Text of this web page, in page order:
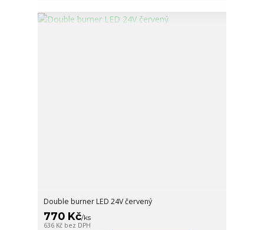
Double burner LED 24V červený
770 Kč/ks
636 Kč bez DPH